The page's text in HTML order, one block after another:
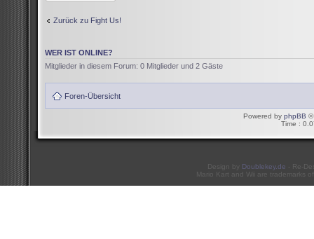
Zurück zu Fight Us!
WER IST ONLINE?
Mitglieder in diesem Forum: 0 Mitglieder und 2 Gäste
Foren-Übersicht
Powered by phpBB ©
Time :
Design by Doublekey.de - Re-
Mario Kart and Wii are trademarks